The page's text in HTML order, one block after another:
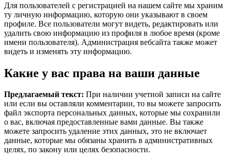
Для пользователей с регистрацией на нашем сайте мы храним
ту личную информацию, которую они указывают в своем
профиле. Все пользователи могут видеть, редактировать или
удалить свою информацию из профиля в любое время (кроме
имени пользователя). Администрация вебсайта также может
видеть и изменять эту информацию.
Какие у вас права на ваши данные
Предлагаемый текст: При наличии учетной записи на сайте
или если вы оставляли комментарии, то вы можете запросить
файл экспорта персональных данных, которые мы сохранили
о вас, включая предоставленные вами данные. Вы также
можете запросить удаление этих данных, это не включает
данные, которые мы обязаны хранить в административных
целях, по закону или целях безопасности.